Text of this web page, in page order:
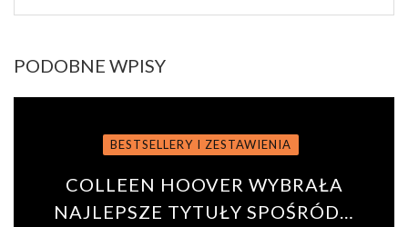
PODOBNE WPISY
BESTSELLERY I ZESTAWIENIA
COLLEEN HOOVER WYBRAŁA
NAJLEPSZE TYTUŁY SPOŚRÓD…